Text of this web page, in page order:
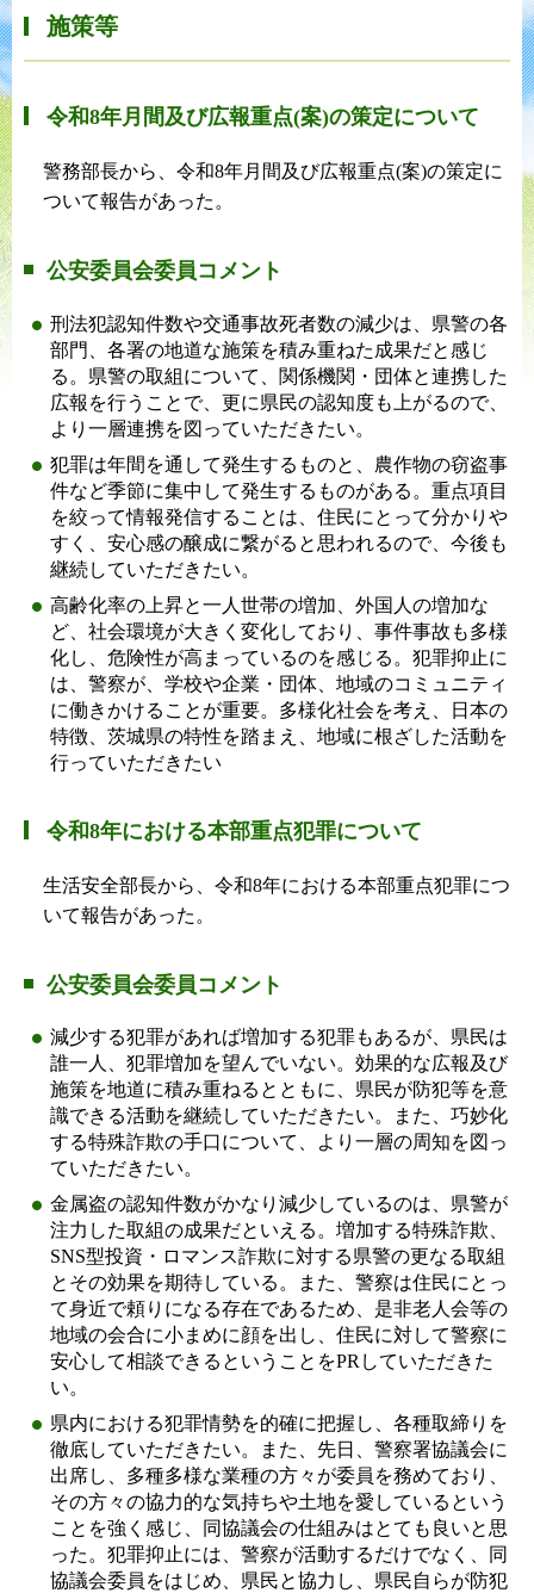
施策等
令和8年月間及び広報重点(案)の策定について
警務部長から、令和8年月間及び広報重点(案)の策定に
ついて報告があった。
公安委員会委員コメント
刑法犯認知件数や交通事故死者数の減少は、県警の各
部門、各署の地道な施策を積み重ねた成果だと感じ
る。県警の取組について、関係機関・団体と連携した
広報を行うことで、更に県民の認知度も上がるので、
より一層連携を図っていただきたい。
犯罪は年間を通して発生するものと、農作物の窃盗事
件など季節に集中して発生するものがある。重点項目
を絞って情報発信することは、住民にとって分かりや
すく、安心感の醸成に繋がると思われるので、今後も
継続していただきたい。
高齢化率の上昇と一人世帯の増加、外国人の増加な
ど、社会環境が大きく変化しており、事件事故も多様
化し、危険性が高まっているのを感じる。犯罪抑止に
は、警察が、学校や企業・団体、地域のコミュニティ
に働きかけることが重要。多様化社会を考え、日本の
特徴、茨城県の特性を踏まえ、地域に根ざした活動を
行っていただきたい
令和8年における本部重点犯罪について
生活安全部長から、令和8年における本部重点犯罪につ
いて報告があった。
公安委員会委員コメント
減少する犯罪があれば増加する犯罪もあるが、県民は
誰一人、犯罪増加を望んでいない。効果的な広報及び
施策を地道に積み重ねるとともに、県民が防犯等を意
識できる活動を継続していただきたい。また、巧妙化
する特殊詐欺の手口について、より一層の周知を図っ
ていただきたい。
金属盗の認知件数がかなり減少しているのは、県警が
注力した取組の成果だといえる。増加する特殊詐欺、
SNS型投資・ロマンス詐欺に対する県警の更なる取組
とその効果を期待している。また、警察は住民にとっ
て身近で頼りになる存在であるため、是非老人会等の
地域の会合に小まめに顔を出し、住民に対して警察に
安心して相談できるということをPRしていただきた
い。
県内における犯罪情勢を的確に把握し、各種取締りを
徹底していただきたい。また、先日、警察署協議会に
出席し、多種多様な業種の方々が委員を務めており、
その方々の協力的な気持ちや土地を愛しているという
ことを強く感じ、同協議会の仕組みはとても良いと思
った。犯罪抑止には、警察が活動するだけでなく、同
協議会委員をはじめ、県民と協力し、県民自らが防犯